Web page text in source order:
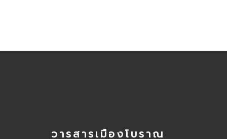
วารสารเมืองโบราณ